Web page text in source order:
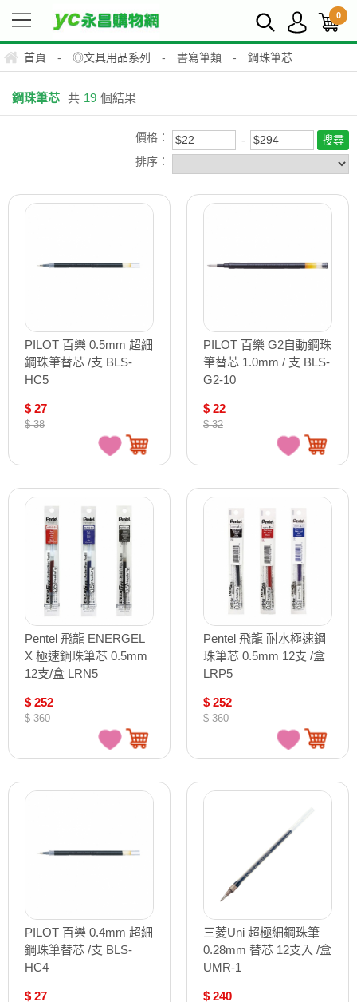
0
首頁 - ◎文具用品系列 - 書寫筆類 - 鋼珠筆芯
鋼珠筆芯 共 19 個結果
價格：
排序：
PILOT 百樂 0.5mm 超細
鋼珠筆替芯 /支 BLS-
HC5
$ 27
$ 38
PILOT 百樂 G2自動鋼珠
筆替芯 1.0mm / 支 BLS-
G2-10
$ 22
$ 32
Pentel 飛龍 ENERGEL
X 極速鋼珠筆芯 0.5mm
12支/盒 LRN5
$ 252
$ 360
Pentel 飛龍 耐水極速鋼
珠筆芯 0.5mm 12支 /盒
LRP5
$ 252
$ 360
PILOT 百樂 0.4mm 超細
鋼珠筆替芯 /支 BLS-
HC4
$ 27
三菱Uni 超極細鋼珠筆
0.28mm 替芯 12支入 /盒
UMR-1
$ 240